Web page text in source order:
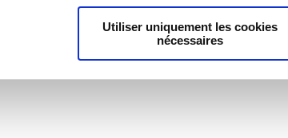
Utiliser uniquement les cookies
nécessaires